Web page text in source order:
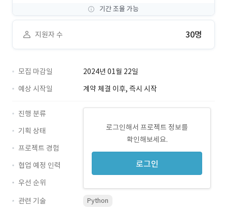
기간 조율 가능
지원자 수 30명
모집 마감일
2024년 01월 22일
예상 시작일
계약 체결 이후, 즉시 시작
로그인해서 프로젝트 정보를
확인해보세요.
로그인
진행 분류
기획 상태
프로젝트 경험
협업 예정 인력
우선 순위
관련 기술
Python